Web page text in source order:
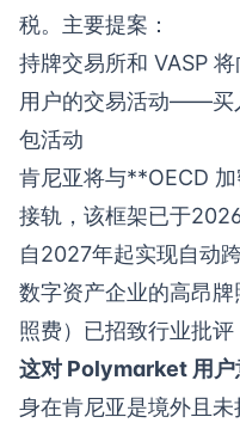
税。主要提案：
持牌交易所和 VASP
用户的交易活动——买
包活动
肯尼亚将与**OECD
接轨，该框架已于
自2027年起实现自动
数字资产企业的高昂
照费）已招致行业批评
这对 Polymarket 用户
身在肯尼亚是境外且